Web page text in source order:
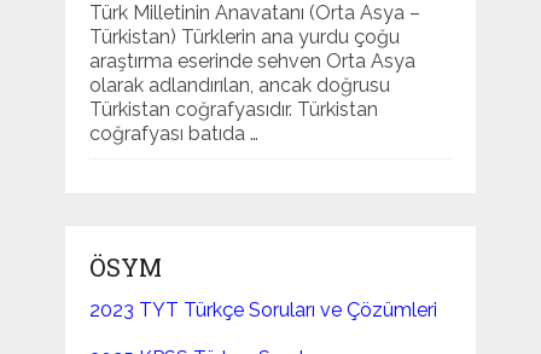
Türk Milletinin Anavatanı (Orta Asya –
Türkistan) Türklerin ana yurdu çoğu
araştırma eserinde sehven Orta Asya
olarak adlandırılan, ancak doğrusu
Türkistan coğrafyasıdır. Türkistan
coğrafyası batıda …
ÖSYM
2023 TYT Türkçe Soruları ve Çözümleri